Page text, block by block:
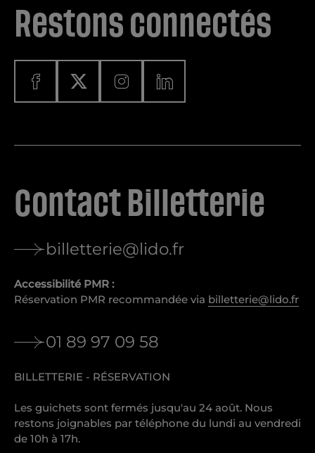
Restons connectés
Contact Billetterie
billetterie@lido.fr
Accessibilité PMR :
Réservation PMR recommandée via billetterie@lido.fr
01 89 97 09 58
BILLETTERIE - RÉSERVATION
Les guichets sont fermés jusqu'au 24 août. Nous
restons joignables par téléphone du lundi au vendredi
de 10h à 17h.